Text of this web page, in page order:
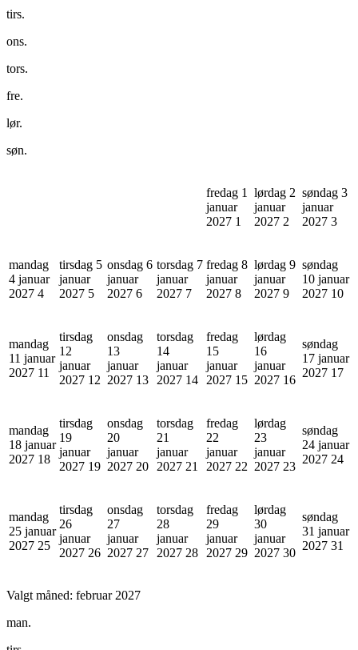
tirs.
ons.
tors.
fre.
lør.
søn.
fredag 1
januar
2027 1
lørdag 2
januar
2027 2
søndag 3
januar
2027 3
mandag
4 januar
2027 4
tirsdag 5
januar
2027 5
onsdag 6
januar
2027 6
torsdag 7
januar
2027 7
fredag 8
januar
2027 8
lørdag 9
januar
2027 9
søndag
10 januar
2027 10
mandag
11 januar
2027 11
tirsdag
12
januar
2027 12
onsdag
13
januar
2027 13
torsdag
14
januar
2027 14
fredag
15
januar
2027 15
lørdag
16
januar
2027 16
søndag
17 januar
2027 17
mandag
18 januar
2027 18
tirsdag
19
januar
2027 19
onsdag
20
januar
2027 20
torsdag
21
januar
2027 21
fredag
22
januar
2027 22
lørdag
23
januar
2027 23
søndag
24 januar
2027 24
mandag
25 januar
2027 25
tirsdag
26
januar
2027 26
onsdag
27
januar
2027 27
torsdag
28
januar
2027 28
fredag
29
januar
2027 29
lørdag
30
januar
2027 30
søndag
31 januar
2027 31
Valgt måned: februar 2027
man.